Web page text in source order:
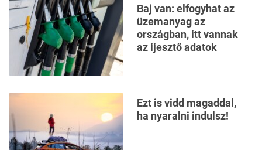
Baj van: elfogyhat az
üzemanyag az
országban, itt vannak
az ijesztő adatok
Ezt is vidd magaddal,
ha nyaralni indulsz!